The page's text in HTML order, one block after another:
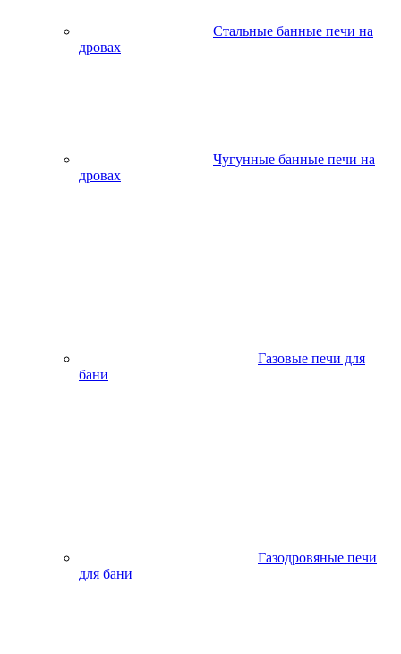
Стальные банные печи на
дровах
Чугунные банные печи на
дровах
Газовые печи для
бани
Газодровяные печи
для бани